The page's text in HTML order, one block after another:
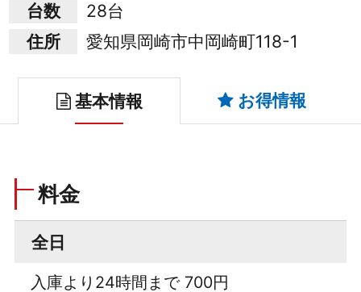
台数
28台
住所
愛知県岡崎市中岡崎町118-1
基本情報 お得情報
料金
全日
入庫より24時間まで 700円